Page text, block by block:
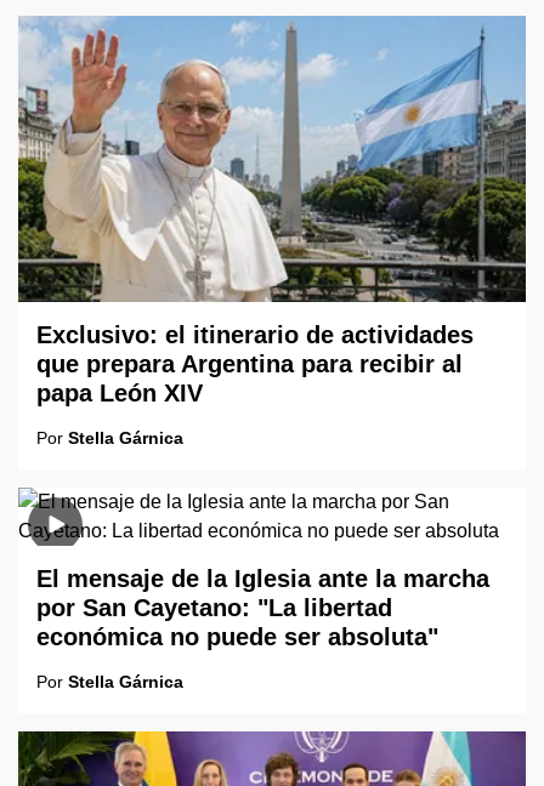
Exclusivo: el itinerario de actividades
que prepara Argentina para recibir al
papa León XIV
Por Stella Gárnica
El mensaje de la Iglesia ante la marcha
por San Cayetano: "La libertad
económica no puede ser absoluta"
Por Stella Gárnica